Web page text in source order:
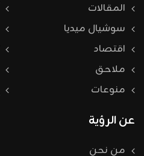
المقالات
سوشيال ميديا
اقتصاد
ملاحق
منوعات
عن الرؤية
من نحن